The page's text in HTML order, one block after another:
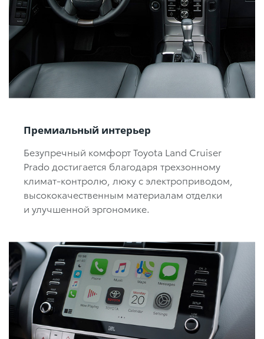
Премиальный интерьер
Безупречный комфорт Toyota Land Cruiser
Prado достигается благодаря трехзонному
климат-контролю, люку сэлектроприводом,
высококачественным материалам отделки
и улучшенной эргономике.